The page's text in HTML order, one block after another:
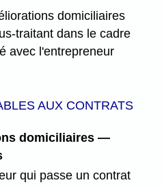
domiciliaires
traitant dans le cadre
avec l'entrepreneur
AUX CONTRATS
domiciliaires —
qui passe un contrat